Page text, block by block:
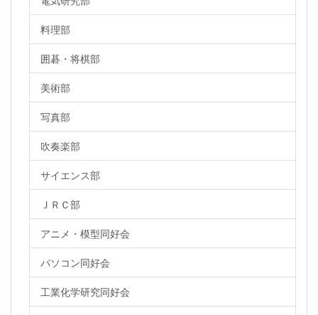
料理部
囲碁・将棋部
美術部
写真部
吹奏楽部
サイエンス部
ＪＲＣ部
アニメ・模型同好会
パソコン同好会
工業化学研究同好会